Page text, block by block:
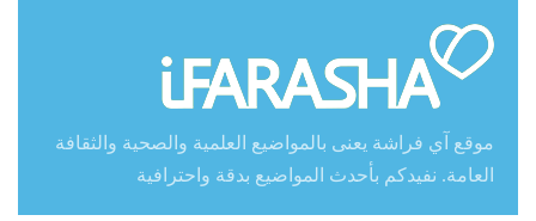
موقع آي فراشة يعنى بالمواضيع العلمية والصحية والثقافة
العامة. نفيدكم بأحدث المواضيع بدقة واحترافية